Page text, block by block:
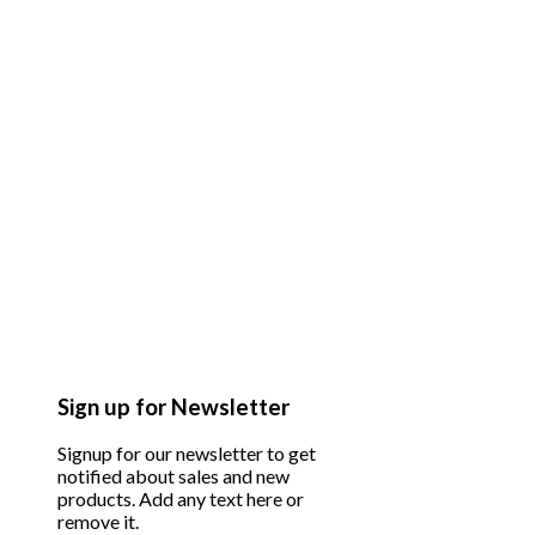
Sign up for Newsletter
Signup for our newsletter to get
notified about sales and new
products. Add any text here or
remove it.